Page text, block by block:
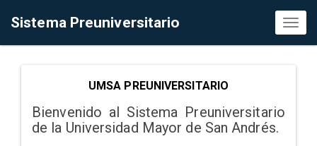
Sistema Preuniversitario
UMSA PREUNIVERSITARIO
Bienvenido al Sistema Preuniversitario
de la Universidad Mayor de San Andrés.